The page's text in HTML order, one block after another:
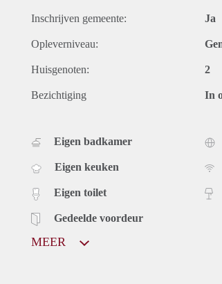
Inschrijven gemeente: Ja
Opleverniveau:
Huisgenoten: 2
Bezichtiging In
Eigen badkamer
Eigen keuken
Eigen toilet
Gedeelde voordeur
MEER